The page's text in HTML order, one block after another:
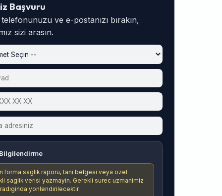
Başvuru
telefonunuzu ve e-postanızı bırakın,
sizi arasın.
forma saglik raporu, tani belgesi veya ozel
saglik verisi yazmayin. Gerekli surec uzmanimiz
yonlendirilecektir.